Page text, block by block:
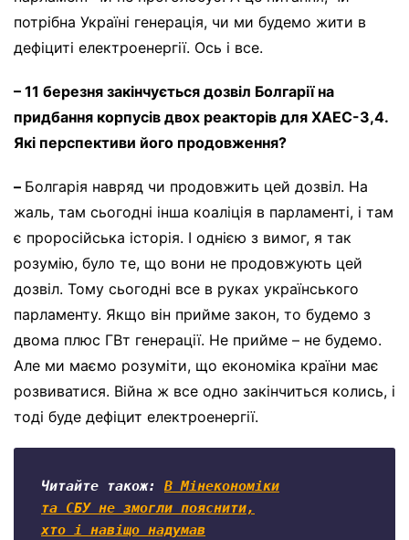
потрібна Україні генерація, чи ми будемо жити в
дефіциті електроенергії. Ось і все.
– 11 березня закінчується дозвіл Болгарії на
придбання корпусів двох реакторів для ХАЕС-3,4.
Які перспективи його продовження?
– Болгарія навряд чи продовжить цей дозвіл. На
жаль, там сьогодні інша коаліція в парламенті, і там
є проросійська історія. І однією з вимог, я так
розумію, було те, що вони не продовжують цей
дозвіл. Тому сьогодні все в руках українського
парламенту. Якщо він прийме закон, то будемо з
двома плюс ГВт генерації. Не прийме – не будемо.
Але ми маємо розуміти, що економіка країни має
розвиватися. Війна ж все одно закінчиться колись, і
тоді буде дефіцит електроенергії.
Читайте також: В Мінекономіки
та СБУ не змогли пояснити,
хто і навіщо надумав